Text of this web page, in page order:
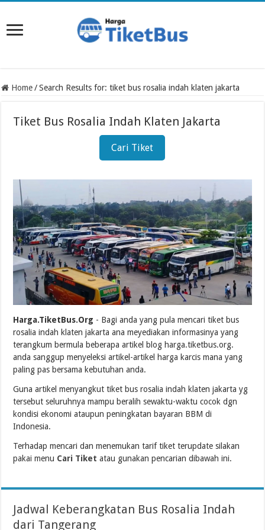
Home / Search Results for: tiket bus rosalia indah klaten jakarta
Tiket Bus Rosalia Indah Klaten Jakarta
Cari Tiket
Harga.TiketBus.Org - Bagi anda yang pula mencari tiket bus
rosalia indah klaten jakarta ana meyediakan informasinya yang
terangkum bermula beberapa artikel blog harga.tiketbus.org.
anda sanggup menyeleksi artikel-artikel harga karcis mana yang
paling pas bersama kebutuhan anda.
Guna artikel menyangkut tiket bus rosalia indah klaten jakarta yg
tersebut seluruhnya mampu beralih sewaktu-waktu cocok dgn
kondisi ekonomi ataupun peningkatan bayaran BBM di
Indonesia.
Terhadap mencari dan menemukan tarif tiket terupdate silakan
pakai menu Cari Tiket atau gunakan pencarian dibawah ini.
Jadwal Keberangkatan Bus Rosalia Indah
dari Tangerang